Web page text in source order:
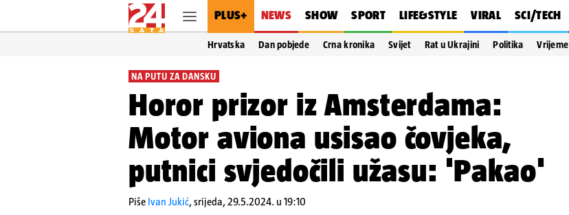
PLUS+ NEWS SHOW SPORT LIFE&STYLE VIRAL SCI/TECH
Hrvatska Dan pobjede Crna kronika Svijet Rat u Ukrajini Politika Vrijeme
NA PUTU ZA DANSKU
Horor prizor iz Amsterdama:
Motor aviona usisao čovjeka,
putnici svjedočili užasu: 'Pakao'
Piše Ivan Jukić,srijeda, 29.5.2024. u 19:10